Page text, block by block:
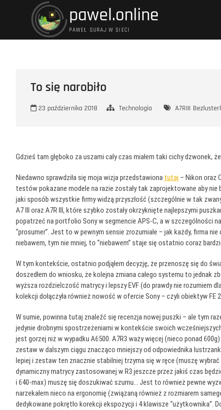
pawel.online
PAWEŁ GURAJ W SIECI
To się narobiło
23 października 2018 Technologia A7RIII
Gdzieś tam głęboko za uszami cały czas miałem taki cichy
Niedawno sprawdziła się moja wizja przedstawiona tutaj – Nikon oraz
testów pokazane modele na razie zostały tak zaprojektowane aby
jaki sposób wszystkie firmy widzą przyszłość (szczególnie w tak
A7 III oraz A7R III, które szybko zostały okrzyknięte najlepszymi
popatrzeć na portfolio Sony w segmencie APS-C, a w szczególności
“prosumer”. Jest to w pewnym sensie zrozumiałe – jak każdy, firma
niebawem, tym nie mniej, to “niebawem” staje się ostatnio coraz
W tym kontekście, ostatnio podjąłem decyzję, że przenoszę się do
doszedłem do wniosku, że kolejna zmiana całego systemu to jednak
wyższa rozdzielczość matrycy i lepszy EVF (do prawdy nie rozumiem
kolekcji dołączyła również nowość w ofercie Sony – czyli obiektyw FE
W sumie, powinna tutaj znaleźć się recenzja nowej puszki – ale tym
jedynie drobnymi spostrzeżeniami w kontekście swoich
jest gorzej niż w wypadku A6500. A7R3 waży więcej (nieco ponad
zestaw w dalszym ciągu znacząco mniejszy od odpowiednika
lepiej i zestaw ten znacznie stabilniej trzyma się w ręce (muszę
dynamiczny matrycy zastosowanej w R3 jeszcze przez jakiś czas
i 640-max) muszę się doszukiwać szumu… Jest to również pewne
narzekałem nieco na ergonomię (związaną również z rozmiarem
dedykowane pokrętło korekcji ekspozycji i 4 klawisze “użytkownika”.